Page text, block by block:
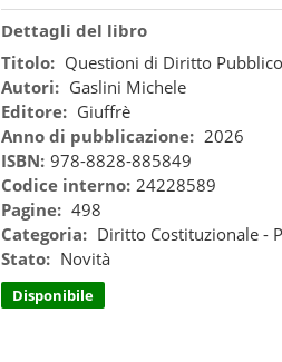
Dettagli del libro
Titolo: Questioni di Diritto
Autori: Gaslini Michele
Editore: Giuffrè
Anno di pubblicazione: 2026
ISBN: 978-8828-885849
Codice interno: 24228589
Pagine: 498
Categoria: Diritto Costituzionale -
Stato: Novità
Disponibile